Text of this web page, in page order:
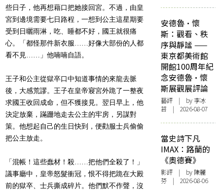
些日子，他再想藉口把她接回宮。不過，由皇
宮到邊境需要七日路程，一想到公主這星期要
受到日曬雨淋，吃、睡都不好，國王就很痛
心。
「都怪那件新衣服……好像大部份的人都
看不見……」他喃喃自語。
王子和公主從獄卒口中知道事情的來龍去脈
後，大感荒謬。 王子在皇帝寢宮外跪了一整夜
求國王收回成命，但不獲接見。翌日早上，他
決定放棄，蹣跚地走去公主的牢房，另謀對
策。他想起自己的生日快到，便勸服士兵偷偷
把公主放走。
「混帳！這些蠢材！殺……把他們全殺了！」
議事廳中， 皇帝怒髮衝冠，恨不得把跪在大殿
前的獄卒、士兵撕成碎片。他們默不作聲，沒
安德魯·懷
斯：觀看、秩
序與靜謐 ——
東京都美術館
開館100周年紀
念安德魯·懷
斯展觀展評論
藝評 | by 李冰
苔 | 2026-08-07
當史詩下凡
IMAX：路蘭的
《奧德賽》
影評 | by 陳麗
芬 | 2026-08-06